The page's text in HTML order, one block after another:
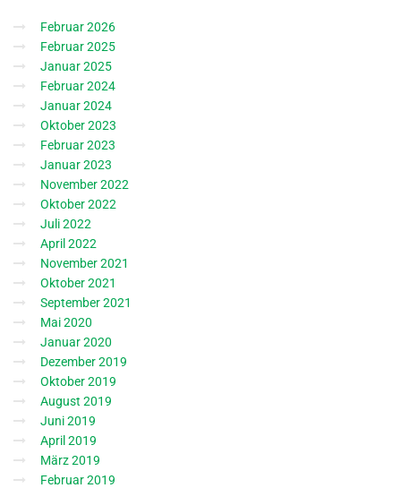
Februar 2026
Februar 2025
Januar 2025
Februar 2024
Januar 2024
Oktober 2023
Februar 2023
Januar 2023
November 2022
Oktober 2022
Juli 2022
April 2022
November 2021
Oktober 2021
September 2021
Mai 2020
Januar 2020
Dezember 2019
Oktober 2019
August 2019
Juni 2019
April 2019
März 2019
Februar 2019